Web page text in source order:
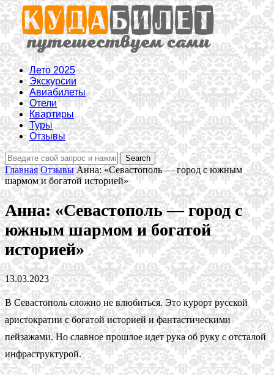
Лето 2025
Экскурсии
Авиабилеты
Отели
Квартиры
Туры
Отзывы
Главная Отзывы Анна: «Севастополь — город с южным
шармом и богатой историей»
Анна: «Севастополь — город с
южным шармом и богатой
историей»
13.03.2023
В Севастополь сложно не влюбиться. Это курорт русской
аристократии с богатой историей и фантастическими
пейзажами. Но славное прошлое идет рука об руку с отсталой
инфраструктурой.